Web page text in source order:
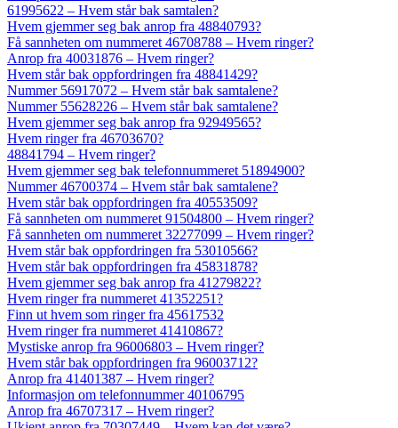
61995622 – Hvem står bak samtalen?
Hvem gjemmer seg bak anrop fra 48840793?
Få sannheten om nummeret 46708788 – Hvem ringer?
Anrop fra 40031876 – Hvem ringer?
Hvem står bak oppfordringen fra 48841429?
Nummer 56917072 – Hvem står bak samtalene?
Nummer 55628226 – Hvem står bak samtalene?
Hvem gjemmer seg bak anrop fra 92949565?
Hvem ringer fra 46703670?
48841794 – Hvem ringer?
Hvem gjemmer seg bak telefonnummeret 51894900?
Nummer 46700374 – Hvem står bak samtalene?
Hvem står bak oppfordringen fra 40553509?
Få sannheten om nummeret 91504800 – Hvem ringer?
Få sannheten om nummeret 32277099 – Hvem ringer?
Hvem står bak oppfordringen fra 53010566?
Hvem står bak oppfordringen fra 45831878?
Hvem gjemmer seg bak anrop fra 41279822?
Hvem ringer fra nummeret 41352251?
Finn ut hvem som ringer fra 45617532
Hvem ringer fra nummeret 41410867?
Mystiske anrop fra 96006803 – Hvem ringer?
Hvem står bak oppfordringen fra 96003712?
Anrop fra 41401387 – Hvem ringer?
Informasjon om telefonnummer 40106795
Anrop fra 46707317 – Hvem ringer?